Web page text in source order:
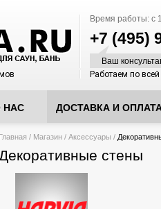
Время работы: с
+7 (495)
Ваш
Работаем по
НАС ДОСТАВКА И
Вы здесь
Главная / Магазин / Аксессуары /
стены